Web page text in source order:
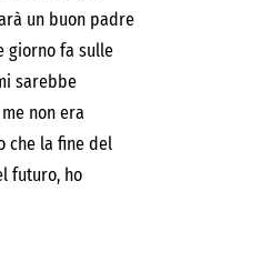
un buon padre
giorno fa sulle
sarebbe
non era
che la fine del
futuro, ho